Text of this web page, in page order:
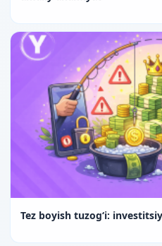
Tez boyish tuzog‘i: